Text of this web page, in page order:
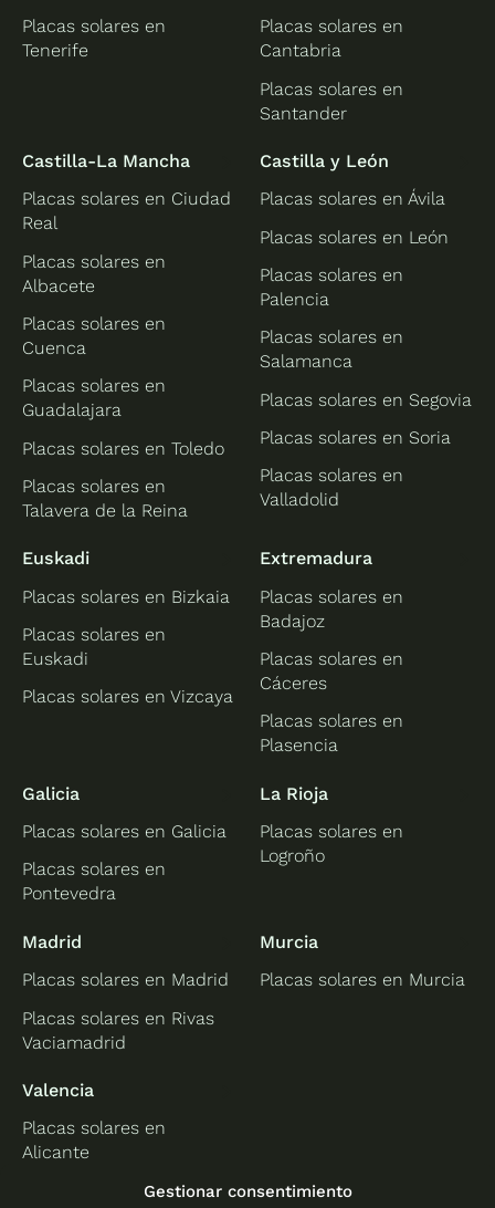
Gestionar consentimiento
Placas solares en
Tenerife
Placas solares en
Cantabria
Placas solares en
Santander
Castilla-La Mancha
Placas solares en Ciudad
Real
Placas solares en
Albacete
Placas solares en
Cuenca
Placas solares en
Guadalajara
Placas solares en Toledo
Placas solares en
Talavera de la Reina
Castilla y León
Placas solares en Ávila
Placas solares en León
Placas solares en
Palencia
Placas solares en
Salamanca
Placas solares en Segovia
Placas solares en Soria
Placas solares en
Valladolid
Euskadi
Placas solares en Bizkaia
Placas solares en
Euskadi
Placas solares en Vizcaya
Extremadura
Placas solares en
Badajoz
Placas solares en
Cáceres
Placas solares en
Plasencia
Galicia
Placas solares en Galicia
Placas solares en
Pontevedra
La Rioja
Placas solares en
Logroño
Madrid
Placas solares en Madrid
Placas solares en Rivas
Vaciamadrid
Murcia
Placas solares en Murcia
Valencia
Placas solares en
Alicante
Placas solares en